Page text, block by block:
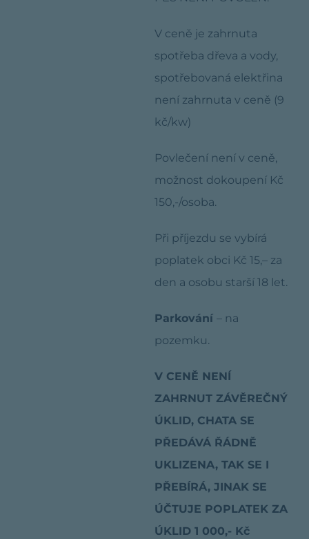
V ceně je zahrnuta
spotřeba dřeva a vody,
spotřebovaná elektřina
není zahrnuta v ceně (9
kč/kw)
Povlečení není v ceně,
možnost dokoupení Kč
150,-/osoba.
Při příjezdu se vybírá
poplatek obci Kč 15,– za
den a osobu starší 18 let.
Parkování – na
pozemku.
V CENĚ NENÍ
ZAHRNUT ZÁVĚREČNÝ
ÚKLID, CHATA SE
PŘEDÁVÁ ŘÁDNĚ
UKLIZENA, TAK SE I
PŘEBÍRÁ, JINAK SE
ÚČTUJE POPLATEK ZA
ÚKLID 1 000,- Kč